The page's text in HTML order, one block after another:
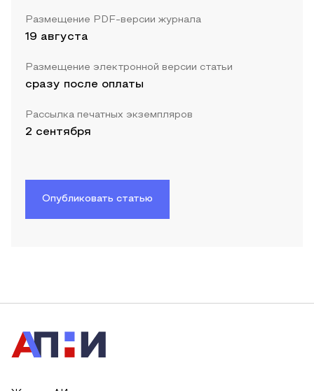
Размещение PDF-версии журнала
19 августа
Размещение электронной версии статьи
сразу после оплаты
Рассылка печатных экземпляров
2 сентября
Опубликовать статью